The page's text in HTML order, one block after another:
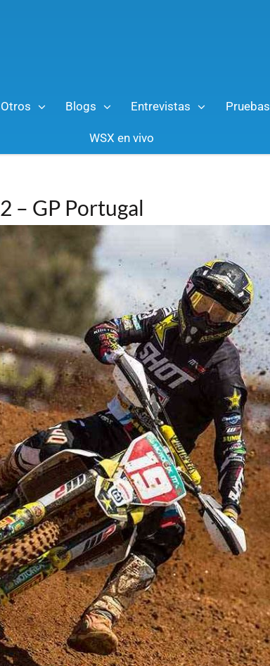
Otros Blogs Entrevistas Pruebas
WSX en vivo
– GP Portugal